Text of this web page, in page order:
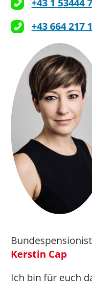
+43 1 53444
+43 664 217
Kerstin Cap
Ich bin für euch